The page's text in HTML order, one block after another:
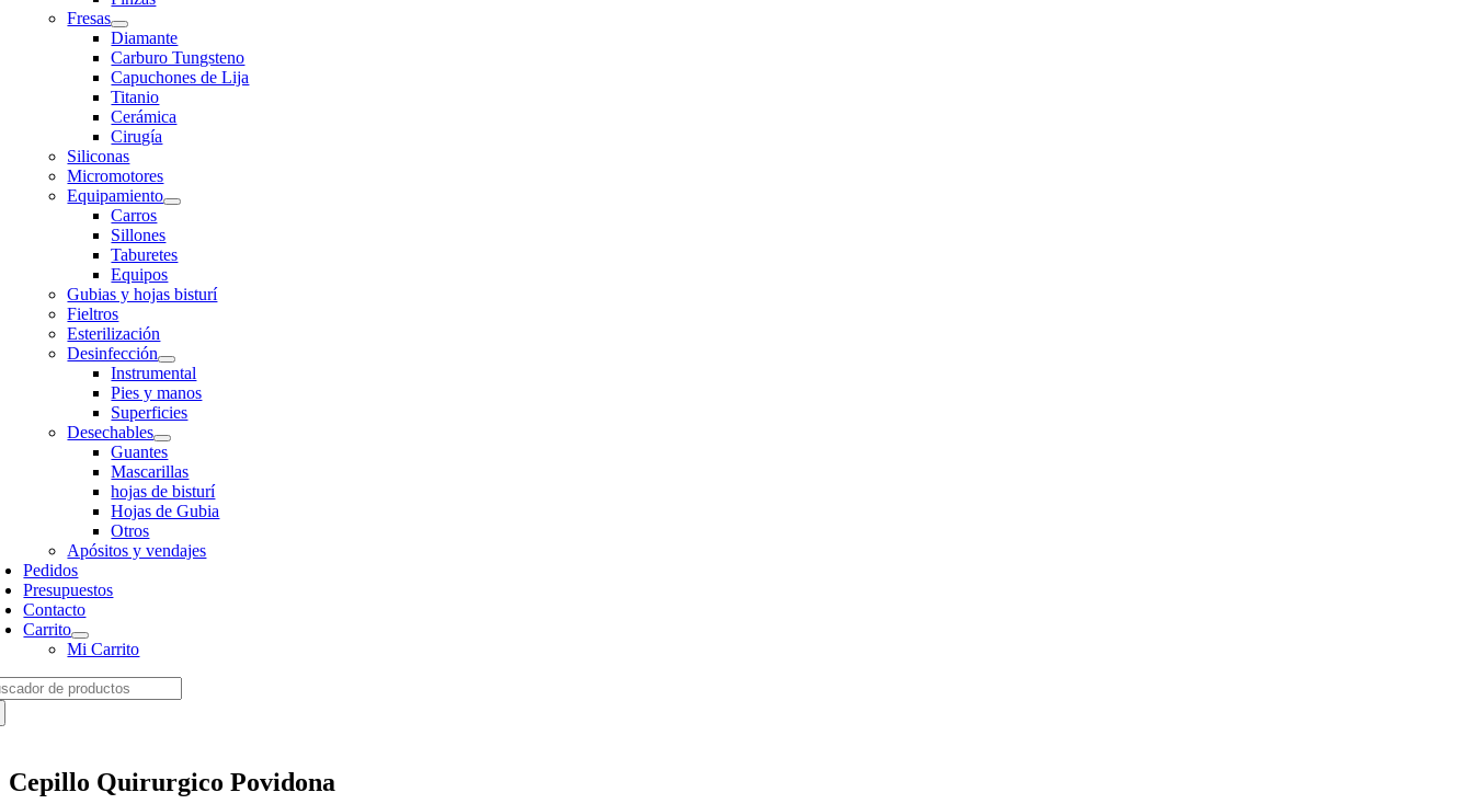
Fresas
Diamante
Carburo Tungsteno
Capuchones de Lija
Titanio
Cerámica
Cirugía
Siliconas
Micromotores
Equipamiento
Carros
Sillones
Taburetes
Equipos
Gubias y hojas bisturí
Fieltros
Esterilización
Desinfección
Instrumental
Pies y manos
Superficies
Desechables
Guantes
Mascarillas
hojas de bisturí
Hojas de Gubia
Otros
Apósitos y vendajes
Pedidos
Presupuestos
Contacto
Carrito
Mi Carrito
Cepillo Quirurgico Povidona